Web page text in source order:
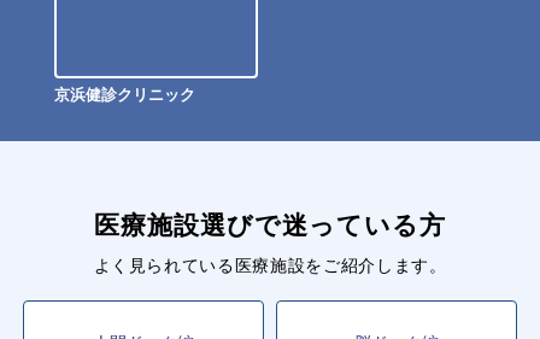
京浜健診クリニック
医療施設選びで迷っている方
よく見られている医療施設をご紹介します。